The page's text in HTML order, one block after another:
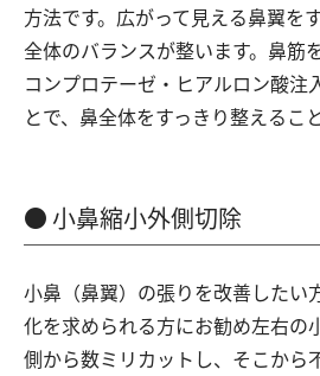
方法です。広がって見える鼻翼を
全体のバランスが整います。鼻筋
コンプロテーゼ・ヒアルロン酸注
とで、鼻全体をすっきり整えるこ
小鼻縮小外側切除
小鼻（鼻翼）の張りを改善したい
化を求められる方にお勧め左右の
側から数ミリカットし、そこから